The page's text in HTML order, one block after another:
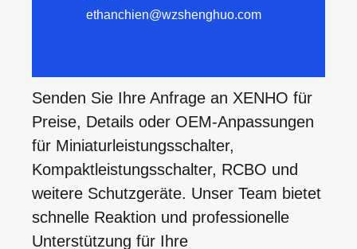
ethanchien@wzshenghuo.com
Senden Sie Ihre Anfrage an XENHO für
Preise, Details oder OEM-Anpassungen
für Miniaturleistungsschalter,
Kompaktleistungsschalter, RCBO und
weitere Schutzgeräte. Unser Team bietet
schnelle Reaktion und professionelle
Unterstützung für Ihre